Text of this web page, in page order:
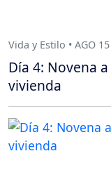
Vida y Estilo • AGO
Día 4: Novena
vivienda